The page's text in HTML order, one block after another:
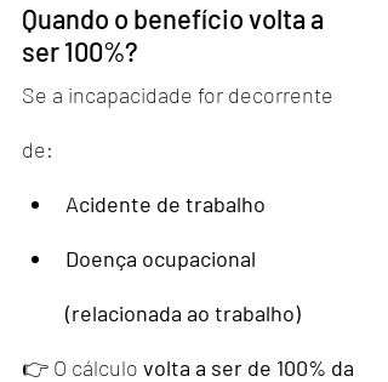
Quando o benefício volta a
ser 100%?
Se a incapacidade for decorrente
de:
Acidente de trabalho
Doença ocupacional
(relacionada ao trabalho)
👉 O cálculo volta a ser de 100% da